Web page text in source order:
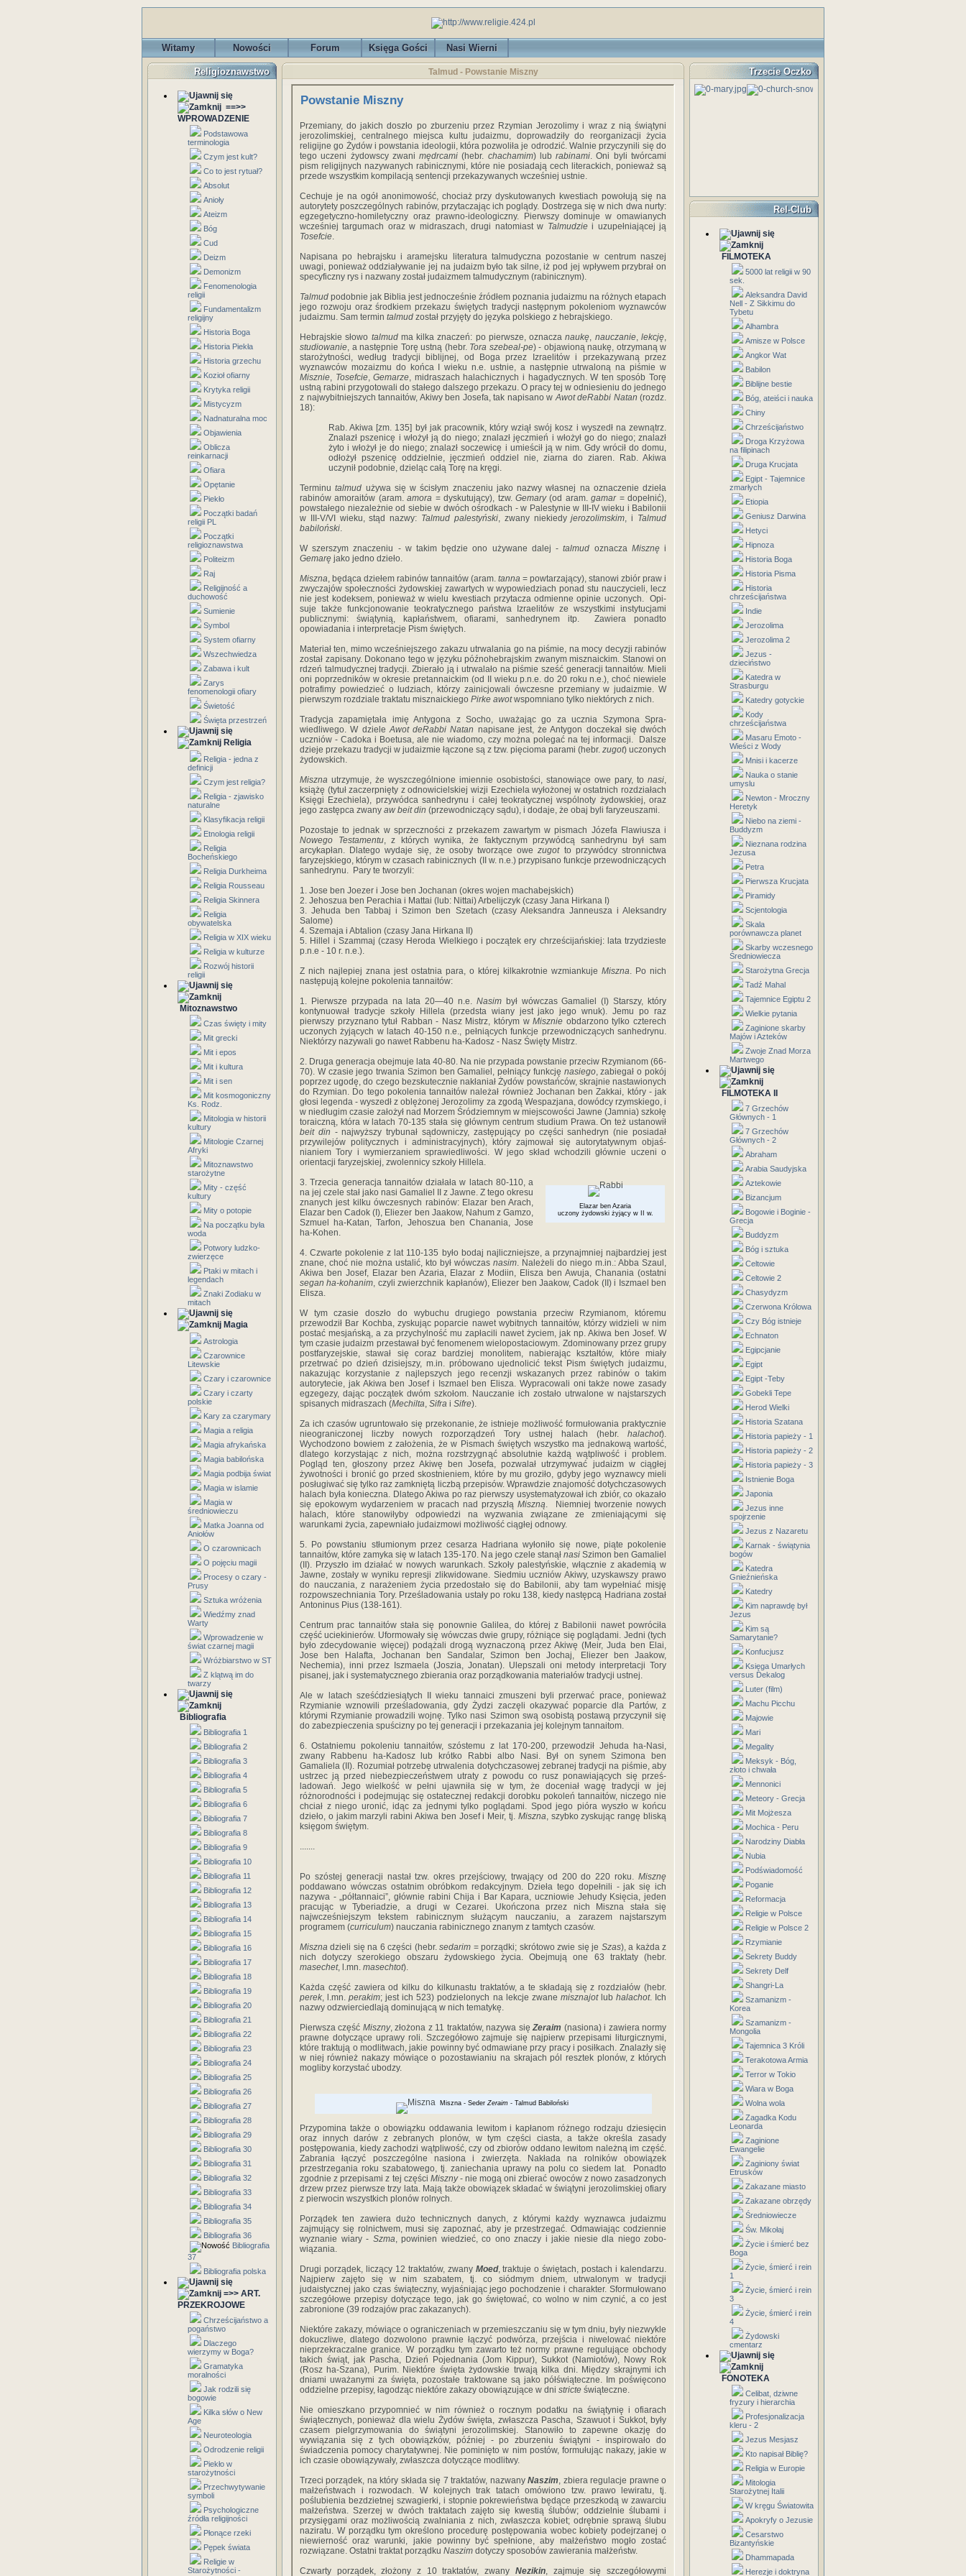
Witamy Nowości Forum Księga Gości Nasi Wierni
Religioznawstwo
==>>
WPROWADZENIE
Podstawowa
terminologia
Czym jest kult?
Co to jest rytuał?
Absolut
Anioły
Ateizm
Bóg
Cud
Deizm
Demonizm
Fenomenologia
religii
Fundamentalizm
religijny
Historia Boga
Historia Piekła
Historia grzechu
Kozioł ofiarny
Krytyka religii
Mistycyzm
Nadnaturalna moc
Objawienia
Oblicza
reinkarnacji
Ofiara
Opętanie
Piekło
Początki badań
religii PL
Początki
religioznawstwa
Politeizm
Raj
Religijność a
duchowość
Sumienie
Symbol
System ofiarny
Wszechwiedza
Zabawa i kult
Zarys
fenomenologii ofiary
Świetość
Święta przestrzeń
Religia
Religia - jedna z
definicji
Czym jest religia?
Religia - zjawisko
naturalne
Klasyfikacja religii
Etnologia religii
Religia
Bocheńskiego
Religia Durkheima
Religia Rousseau
Religia Skinnera
Religia
obywatelska
Religia w XIX wieku
Religia w kulturze
Rozwój historii
religii
Mitoznawstwo
Czas święty i mity
Mit grecki
Mit i epos
Mit i kultura
Mit i sen
Mit kosmogoniczny
Ks. Rodz.
Mitologia w historii
kultury
Mitologie Czarnej
Afryki
Mitoznawstwo
starożytne
Mity - część
kultury
Mity o potopie
Na początku była
woda
Potwory ludzko-
zwierzęce
Ptaki w mitach i
legendach
Znaki Zodiaku w
mitach
Magia
Astrologia
Czarownice
Litewskie
Czary i czarownice
Czary i czarty
polskie
Kary za czarymary
Magia a religia
Magia afrykańska
Magia babilońska
Magia podbija świat
Magia w islamie
Magia w
średniowieczu
Matka Joanna od
Aniołów
O czarownicach
O pojęciu magii
Procesy o czary -
Prusy
Sztuka wróżenia
Wiedźmy znad
Warty
Wprowadzenie w
świat czarnej magii
Wróżbiarstwo w ST
Z klątwą im do
twarzy
Bibliografia
Bibliografia 1
Bibliografia 2
Bibliografia 3
Bibliografia 4
Bibliografia 5
Bibliografia 6
Bibliografia 7
Bibliografia 8
Bibliografia 9
Bibliografia 10
Bibliografia 11
Bibliografia 12
Bibliografia 13
Bibliografia 14
Bibliografia 15
Bibliografia 16
Bibliografia 17
Bibliografia 18
Bibliografia 19
Bibliografia 20
Bibliografia 21
Bibliografia 22
Bibliografia 23
Bibliografia 24
Bibliografia 25
Bibliografia 26
Bibliografia 27
Bibliografia 28
Bibliografia 29
Bibliografia 30
Bibliografia 31
Bibliografia 32
Bibliografia 33
Bibliografia 34
Bibliografia 35
Bibliografia 36
Bibliografia
37
Bibliografia polska
=>> ART.
PRZEKROJOWE
Chrześcijaństwo a
pogaństwo
Dlaczego
wierzymy w Boga?
Gramatyka
moralności
Jak rodzili się
bogowie
Kilka słów o New
Age
Neuroteologia
Odrodzenie religii
Piekło w
starożytności
Przechwytywanie
symboli
Psychologiczne
źródła religijności
Płonące rzeki
Pępek świata
Religie w
Starożytności -
Talmud - Powstanie Miszny
Powstanie Miszny
Przemiany, do jakich doszło po zburzeniu przez Rzymian Jerozo­limy i wraz z nią świątyni
jerozolimskiej, centralnego miejsca kultu judaizmu, doprowadziły do reorganizacji życia
religijne­ go Żydów i powstania ideologii, która pozwoliła je odrodzić. Walnie przyczynili się do
tego uczeni żydowscy zwanimędrcami (hebr. chachamim) lubrabinami. Oni byli twórcami
pism religijnych nazywa­nych rabinicznymi, które nie posiadają cech literackich, ponieważ są
przede wszystkim kompilacją sentencji przekazywanych wcześniej ustnie.
Cechuje je na ogół anonimowość, chociaż przy dyskutowanych kwestiach powo­łują się na
autorytety poszczególnych rabinów, przytaczając ich poglądy. Dostrzega się w nich dwa nurty:
egzegetyczno-homiletyczny oraz prawno-ideologiczny. Pierwszy dominuje w omawianych
wcześniej targumach oraz w midraszach, drugi natomiast w Talmudziei uzupełniającej ją
Tosefcie.
Napisana po hebrajsku i aramejsku literatura talmudyczna pozo­stanie w centrum naszej
uwagi, ponieważ oddziaływanie jej na judaizm było tak silne, iż pod jej wpływem przybrał on
specyficzny rys i nazwany został judaizmem talmudycznym (rabinicznym).
Talmud podobnie jak Biblia jest jednocześnie źródłem poznania ju­daizmu na różnych etapach
jego rozwoju oraz środkiem przekazu świę­tych tradycji następnym pokoleniom wyznawców
judaizmu. Sam ter­min talmud został przyjęty do języka polskiego z hebrajskiego.
Hebraj­skie słowo talmudma kilka znaczeń: po pierwsze, oznaczanaukę, nauczanie,lekcję,
studiowanie, a następnie Torę ustną (hebr. Tora szebeal-pe) - objawioną naukę, otrzymaną w
starożytności, według trady­cji biblijnej, od Boga przez Izraelitów i przekazywaną przez
wyznaw­ców mozaizmu do końca I wieku n.e. ustnie, a następnie utrwaloną na piśmie w
Misznie, Tosefcie,Gemarze, midraszach halachicznych i hagadycznych. W ten sposób Torę
ustną rabini przygotowali do stałego dal­szego przekazu. O pracy tej w odniesieniu do jednego
z najwybitniej­szych tannaitów, Akiwy ben Josefa, tak napisano wAwot deRabbi Natan (rozdz.
18):
Rab. Akiwa [zm. 135] był jak pracownik, który wziął swój kosz i wyszedł na zewnątrz.
Znalazł pszenicę i włożył ją do niego; znalazł jęczmień i włożył go do niego; znalazł
żyto i włożył je do niego; znalazł soczewicę i umieścił ją w nim. Gdy wrócił do domu,
odłożył pszenicę oddzielnie, jęczmień oddziel­ nie, ziarna do ziaren. Rab. Akiwa
uczynił podobnie, dzieląc całą Torę na kręgi.
Terminutalmud używa się w ścisłym znaczeniu jako nazwy własnej na oznaczenie dzieła
rabinów amoraitów (aram.amora = dyskutują­cy), tzw. Gemary(od aram.gamar= dopełnić),
powstałego niezależnie od siebie w dwóch ośrodkach - w Palestynie w III-IV wieku i Babilonii
w III-V/VI wieku, stąd nazwy: Talmud palestyński, zwany niekiedyjero­zolimskim, i Talmud
babiloński.
W szerszym znaczeniu - w takim będzie ono używane dalej -talmud oznacza Misznęi
Gemarę jako jedno dzieło.
Miszna, będąca dziełem rabinów tannaitów (aram. tanna = powta­rzający), stanowi zbiór praw i
zwyczajów społeczności żydowskiej zawar­tych w wypowiedziach ponad stu nauczycieli, lecz
nie jest kodeksem, ponieważ w wielu kwestiach przytacza odmienne opinie uczonych. Opi­
suje także funkcjonowanie teokratycznego państwa Izraelitów ze wszyst­kimi instytucjami
publicznymi: świątynią, kapłaństwem, ofiarami, san­hedrynem itp. Zawiera ponadto
opowiadania i interpretacje Pism świę­tych.
Materiał ten, mimo wcześniejszego zakazu utrwalania go na piśmie, na mocy decyzji rabinów
został zapisany. Dokonano tego w języku późnohebrajskim zwanym misznaickim. Stanowi on
rdzeń talmudycznej trady­cji. Zbierało ją i utrwalało na piśmie sześć generacji tannaitów. Mieli
oni poprzedników w okresie pretannaickim (od II wieku p.n.e. do 20 roku n.e.), choć niewiele
potrafimy powiedzieć o ludziach, którzy zainicjowali ówczesne przemiany w judaizmie. W
pierwszym rozdziale traktatu misznaickiego Pirke awotwspomniano tylko niektórych z nich.
Tradycja zapa­miętała imię Antygona z Socho, uważając go za ucznia Szymona Spra­
wiedliwego. W dzieleAwot deRabbi Natan napisane jest, że Antygon doczekał się dwóch
uczniów - Cadoka i Boetusa, ale nie wiadomo, czy można polegać na tej informacji. Dalsze
dzieje przekazu tradycji w juda­izmie łączone są z tzw. pięcioma parami (hebr. zugot) uczonych
żydow­skich.
Miszna utrzymuje, że wyszczególnione imiennie osobistości, stano­wiące owe pary, to nasi,
książę (tytuł zaczerpnięty z odnowicielskiej wizji Ezechiela wyłożonej w ostatnich rozdziałach
Księgi Ezechiela), przywód­ca sanhedrynu i całej teokratycznej wspólnoty żydowskiej, oraz
jego za­stępca zwany aw beit din (przewodniczący sądu), i dodaje, że obaj byli faryzeuszami.
Pozostaje to jednak w sprzeczności z przekazem zawartym w pismach Józefa Flawiusza i
Nowego Testamentu, z których wynika, że faktycznym przywódcą sanhedrynu był sam
arcykapłan. Dlatego wydaje się, że osoby tworzące owezugot to przywódcy stronnictwa
faryzejskiego, którym w czasach rabinicznych (II w. n.e.) przypisano funkcje prze­wodniczących
sanhedrynu. Pary te tworzyli:
1. Jose ben Joezer i Jose ben Jochanan (okres wojen machabejskich)
2. Jehoszua ben Perachia i Mattai (lub: Nittai) Arbelijczyk (czasy Jana Hirkana I)
3. Jehuda ben Tabbaj i Szimon ben Szetach (czasy Aleksandra Janneusza i Aleksandry
Salome)
4. Szemaja i Abtalion (czasy Jana Hirkana II)
5. Hillel i Szammaj (czasy Heroda Wielkiego i początek ery chrześcijań­skiej: lata trzydzieste
p.n.e - 10 r. n.e.).
Z nich najlepiej znana jest ostatnia para, o której kilkakrotnie wzmian­kuje Miszna. Po nich
następują kolejne pokolenia tannaitów:
1. Pierwsze przypada na lata 20—40 n.e. Nasimbył wówczas Gamaliel (I) Starszy, który
kontynuował tradycje szkoły Hillela (przedsta­ wiany jest jako jego wnuk). Jemu po raz
pierwszy przyznano tytuł Rabban - Nasz Mistrz, którym wMisznie obdarzono tylko czterech
uczonych żyjących w latach 40-150 n.e., pełniących funkcje przewod­niczących sanhedrynu.
Niektórzy nazywali go nawet Rabbenu ha-Kadosz - Nasz Święty Mistrz.
2. Druga generacja obejmuje lata 40-80. Na nie przypada powstanie prze­ciw Rzymianom (66-
70). W czasie jego trwania Szimon ben Gamaliel, pełniący funkcję nasiego, zabiegał o pokój
poprzez ugodę, do czego bezskutecznie nakłaniał Żydów powstańców, skrajnie nastawionych
do Rzymian. Do tego pokolenia tannaitów należał również Jochanan ben Zakkai, który - jak
głosi legenda - wyszedł z oblężonej Jerozolimy za zgodą Wespazjana, dowódcy rzymskiego, i
w niedługim czasie założył nad Morzem Śródziemnym w miejscowości Jawne (Jamnia) szkołę
toraiczną, która w latach 70-135 stała się głównym centrum studium Prawa. On też ustanowił
beit din - najwyższy trybunał sądowniczy, zastępujący po części sanhedryn (nie posiadał
przywilejów politycz­nych i administracyjnych), który zajmował się autorytatywnym objaś­
nianiem Tory i wymierzaniem sprawiedliwości. W jego skład wchodzili głównie uczeni o
orientacji faryzejskiej, zwolennicy szkoły Hillela.
Elazar ben Azaria
uczony żydowski żyjący w II w.
3. Trzecia generacja tannaitów działała w latach 80-110, a
na jej czele stał jako nasi Gamaliel II z Jawne. Z tego okresu
znanych jest kilku ówczesnych rabinów: Elazar ben Arach,
Elazar ben Cadok (I), Eliezer ben Jaakow, Nahum z Gamzo,
Szmuel ha-Katan, Tarfon, Jehoszua ben Chanania, Jose
ha-Kohen.
4. Czwarte pokolenie z lat 110-135 było bodaj najliczniejsze, a przynaj­mniej najbardziej jest
znane, choć nie można ustalić, kto był wówczas nasim. Należeli do niego m.in.: Abba Szaul,
Akiwa ben Josef, Elazar ben Azaria, Elazar z Modiin, Elisza ben Awuja, Chanania (ostatni
segan ha-kohanim, czyli zwierzchnik kapłanów), Eliezer ben Jaakow, Cadok (II) i Iszmael ben
Elisza.
W tym czasie doszło do wybuchu dru­giego powstania przeciw Rzymianom, któremu
przewodził Bar Kochba, zyskując poparcie nawet wybitnych tannaitów, którzy widzieli w nim
postać mesjańską, a za przychylność mu zapłacili nawet życiem, jak np. Akiwa ben Josef. W
tym czasie judaizm przestawał być fenome­nem wielopostaciowym. Zdominowany przez grupy
postfaryzejskie, stawał się coraz bardziej monolitem, nabierając kształtów, które miały
przetrwać po dzień dzisiejszy, m.in. próbowano ujednolicić tekst Pism świętych judaizmu,
nakazując korzystanie z najlepszych jego recenzji wskazanych przez rabinów o takim
autorytecie, jak Akiwa ben Josef i Iszmael ben Elisza. Wypracowali oni także nowe zasady
egzegezy, dając początek dwóm szkołom. Nauczanie ich zostało utrwalone w naj­starszych
spisanych midraszach (Mechilta, Sifra i Sifre).
Za ich czasów ugruntowało się przekonanie, że istnieje możliwość formułowania prak­tycznie
nieograniczonej liczby nowych rozporządzeń Tory ustnej halach (hebr. halachot).
Wychodzono bowiem z założenia, że w Pis­mach świętych wszystko ma jednakową wartość,
dlatego korzystając z nich, można rozstrzygnąć absolutnie każdą wątpliwość i problem.
Pogląd ten, głoszony przez Akiwę ben Josefa, pozwalał utrzymywać judaizm w ciągłej
żywotności i bronić go przed skostnieniem, które by mu groziło, gdyby jego wyznawcy mieli
posługiwać się tylko raz zam­kniętą liczbą przepisów. Wprawdzie znajomość dotychczasowych
ha­lach była konieczna. Dlatego Akiwa po raz pierwszy usystematyzował ich zbiór, co okazało
się epokowym wydarzeniem w pracach nad przyszłąMiszną. Niemniej tworzenie nowych
halach, które stanowiłyby odpowiedzi na wyzwania związane ze zmieniającymi się
warunkami życia, zapewniało judaizmowi możliwość ciągłej odnowy.
5. Po powstaniu stłumionym przez cesarza Hadriana wyłoniło się nowe, piąte pokolenie
tannaitów, które zamyka się w latach 135-170. Na jego czele stanął nasiSzimon ben Gamaliel
(II). Przyszło im działać w nowych warunkach. Szkoły palestyńskie, włącznie z akademią w
Jawne, zostały w wyniku represji zlikwidowane. Siedmiu uczniów Akiwy, uzyskawszy prawo
do nauczania, z narażeniem życia przedo­stało się do Babilonii, aby tam wypełniać misję
rozpowszechniania Tory. Prześladowania ustały po roku 138, kiedy następcą Hadriana został
Antoninus Pius (138-161).
Centrum prac tannaitów stała się ponownie Galilea, do której z Babilonii nawet powróciła
część uciekinierów. Uformowały się wówczas dwie grupy, różniące się poglą­dami. Jedni (tych
było zdecydowanie więcej) podążali drogą wyzna­czoną przez Akiwę (Meir, Juda ben Elai,
Jose ben Halafta, Jochanan ben Sandalar, Szimon ben Jochaj, Eliezer ben Jaakow,
Nechemia), inni przez Iszmaela (Joszia, Jonatan). Ulepszali oni metody inter­pretacji Tory
pisanej, jak i systematycznego zbierania oraz porząd­kowania materiałów tradycji ustnej.
Ale w latach sześćdziesiątych II wieku tannaici zmuszeni byli przerwać prace, ponieważ
Rzymia­nie wznowili prześladowania, gdy Żydzi zaczęli okazywać poparcie dla Partów, z
którymi Rzymianie prowadzili wojnę. Tylko nasi Szi­mon swą osobistą postawą przyczynił się
do zabezpieczenia spuści­zny po tej generacji i przekazania jej kolejnym tannaitom.
6. Ostatniemu pokoleniu tannaitów, szóstemu z lat 170-200, przewodził Jehuda ha-Nasi,
zwany Rabbenu ha-Kadosz lub krótko Rabbi albo Nasi. Był on synem Szimona ben
Gamaliela (II). Rozumiał potrzebę utrwa­lenia dotychczasowej zebranej tradycji na piśmie, aby
ustrzec ją przed niebezpieczeństwem utraty z powodu co rusz ponawiających się prześ­
ladowań. Jego wielkość w pełni ujawniła się w tym, że doceniał wagę tradycji w jej
różnorodności i podejmując się ostatecznej redakcji do­robku pokoleń tannaitów, niczego nie
chciał z niego uronić, idąc za jednymi tylko poglądami. Spod jego pióra wyszło w końcu
dzieło, o ja­kim marzyli rabini Akiwa ben Josef i Meir, tj. Miszna, szybko zyskując rangę bliską
księgom świętym.
.......
Po szóstej generacji nastał tzw. okres przejściowy, trwający od 200 do 220 roku. Misznę
poddawano wówczas ostatnim obróbkom redakcyjnym. Dzieła tego dopełnili - jak się ich
nazywa - „półtannaici”, głów­nie rabini Chija i Bar Kapara, uczniowie Jehudy Księcia, jeden
pracując w Tyberiadzie, a drugi w Cezarei. Ukończona przez nich Miszna stała się
najwcześniejszym tekstem rabinicznym służącym nauczaniu, a zara­zem najstarszym
programem (curriculum) nauczania rabinicznego zna­nym z tamtych czasów.
Misznadzieli się na 6 części (hebr.sedarim = porządki; skrótowo zwie się je Szas), a każda z
nich dotyczy szerokiego obszaru żydowskie­go życia. Obejmują one 63 traktaty (hebr.
masechet, l.mn. masechtot).
Każda część zawiera od kilku do kilkunastu traktatów, a te składają się z rozdziałów (hebr.
perek, l.mn.perakim; jest ich 523) podzielonych na lekcje zwane misznajotlub halachot. Ich
nazwy odzwierciedlają domi­nującą w nich tematykę.
Pierwsza część Miszny, złożona z 11 traktatów, nazywa sięZeraim (nasiona) i zawiera normy
prawne dotyczące uprawy roli. Szczegółowo zajmuje się najpierw przepisami liturgicznymi,
które traktują o modli­twach, jakie powinny być odmawiane przy pracy i posiłkach. Znalazły się
w niej również nakazy mówiące o pozostawianiu na skrajach pól resztek plonów, z których
mogliby korzystać ubodzy.
Miszna - Seder Zeraim - Talmud Babiloński
Przypomina także o obowiązku oddawania lewitom i kapłanom różnego rodzaju dziesię­cin
oraz innych darów z zebranych plonów, w tym części ciasta, a także określa zasady
postępowania, kiedy zachodzi wątpliwość, czy od zbio­rów oddano lewitom należną im część.
Zabrania łączyć poszczególne nasiona i zwierzęta. Nakłada na rolników obowiązek
przestrzegania roku szabatowego, tj. zaniechania uprawy na polu co siedem lat. Ponadto
zgodnie z przepisami z tej części Miszny- nie mogą oni zbierać owoców z nowo zasadzonych
drzew przez pierwsze trzy lata. Mają także obo­wiązek składać w świątyni jerozolimskiej ofiary
z pierwocin wszystkich plonów rolnych.
Porządek ten zawiera dużo technicznych danych, z któ­rymi każdy wyznawca judaizmu
zajmujący się rolnictwem, musi się zapoznać, aby je przestrzegać. Odmawiając codziennie
wyznanie wiary - Szma, powinien wiedzieć, co ono znaczy i jakie niesie dla niego zobo­
wiązania.
Drugi porządek, liczący 12 traktatów, zwany Moed, traktuje o świę­tach, postach i kalendarzu.
Najpierw zajęto się w nim szabatem, tj. co siódmym dniem, utrwalonym w tradycji
judaistycznej jako czas świą­teczny, wyjaśniając jego pochodzenie i charakter. Sformułowano
szcze­gółowe przepisy dotyczące tego, jak go świętować, co wolno w nim czynić, a co jest
zabronione (39 rodzajów prac zakazanych).
Niektóre zakazy, mówiące o ograniczeniach w przemieszczaniu się w tym dniu, były niezwykle
dokuczliwe, dlatego dozwolono prawnie łączyć podwó­rza, przejścia i niwelować niektóre
nieprzekraczalne granice. W porządku tym zawarto też normy prawne regulujące obchody
takich świąt, jak Pascha, Dzień Pojednania (Jom Kippur), Sukkot (Namiotów), Nowy Rok
(Rosz ha-Szana), Purim. Niektóre święta żydowskie trwają kilka dni. Między skrajnymi ich
dniami uważanymi za święta, pozostałe trakto­wane są jako półświąteczne. Im poświęcono
oddzielne przepisy, łago­dząc niektóre zakazy obowiązujące w dni stricte świąteczne.
Nie omiesz­kano przypomnieć w nim również o rocznym podatku na świątynię i ofia­rach
świątecznych, ponieważ dla wielu Żydów święta, zwłaszcza Pascha, Szawuot i Sukkot, były
czasem pielgrzymowania do świątyni jerozolim­skiej. Stanowiło to zapewne okazję do
wywiązania się z tych obowiąz­ków, później - po zburzeniu świątyni - inspirowało do
świadczenia pomocy charytatywnej. Nie pominięto w nim postów, formułując naka­zy, jakie w
ich czasie obowiązywały, zwłaszcza dotyczące modlitwy.
Trzeci porządek, na który składa się 7 traktatów, nazwanyNaszim, zbiera regulacje prawne o
małżeństwach i rozwodach. W kolejnych trak­ tatach omówiono tzw. prawo lewiratu, tj.
poślubienia bezdzietnej szwagierki, i stopnie pokrewieństwa będące przeszkodą w zawarciu
małżeń­stwa. Szerzej w dwóch traktatach zajęto się kwestią ślubów; oddzielnie ślubami i
przysięgami oraz możliwością zwalniania z nich, zwłaszcza kobiet; odrębnie sprawą ślubu
naziratu. W porządku tym określono procedurę postępowania wobec kobiety podejrzanej o
niewierność oraz warunki, jakie powinny być spełnione, aby małżeństwo mogło zostać
rozwiązane. Ostatni traktat porządku Naszim dotyczy sposobów zawie­rania małżeństw.
Czwarty porządek, złożony z 10 traktatów, zwany Nezikin, zajmuje się szczegółowymi
Trzecie Oczko
Rel-Club
FILMOTEKA
5000 lat religii w 90
sek.
Aleksandra David
Nell - Z Sikkimu do
Tybetu
Alhambra
Amisze w Polsce
Angkor Wat
Babilon
Biblijne bestie
Bóg, ateiści i nauka
Chiny
Chrześcijaństwo
Droga Krzyżowa
na filipinach
Druga Krucjata
Egipt - Tajemnice
zmarłych
Etiopia
Geniusz Darwina
Hetyci
Hipnoza
Historia Boga
Historia Pisma
Historia
chrześcijaństwa
Indie
Jerozolima
Jerozolima 2
Jezus -
dzieciństwo
Katedra w
Strasburgu
Katedry gotyckie
Kody
chrześcijaństwa
Masaru Emoto -
Wieści z Wody
Mnisi i kacerze
Nauka o stanie
umyslu
Newton - Mroczny
Heretyk
Niebo na ziemi -
Buddyzm
Nieznana rodzina
Jezusa
Petra
Pierwsza Krucjata
Piramidy
Scjentologia
Skala
porównawcza planet
Skarby wczesnego
Średniowiecza
Starożytna Grecja
Tadź Mahal
Tajemnice Egiptu 2
Wielkie pytania
Zaginione skarby
Majów i Azteków
Zwoje Znad Morza
Martwego
FILMOTEKA II
7 Grzechów
Głównych - 1
7 Grzechów
Głównych - 2
Abraham
Arabia Saudyjska
Aztekowie
Bizancjum
Bogowie i Boginie -
Grecja
Buddyzm
Bóg i sztuka
Celtowie
Celtowie 2
Chasydyzm
Czerwona Królowa
Czy Bóg istnieje
Echnaton
Egipcjanie
Egipt
Egipt -Teby
Gobekli Tepe
Herod Wielki
Historia Szatana
Historia papieży - 1
Historia papieży - 2
Historia papieży - 3
Istnienie Boga
Japonia
Jezus inne
spojrzenie
Jezus z Nazaretu
Karnak - świątynia
bogów
Katedra
Gnieźnieńska
Katedry
Kim naprawdę był
Jezus
Kim są
Samarytanie?
Konfucjusz
Księga Umarłych
versus Dekalog
Luter (film)
Machu Picchu
Majowie
Mari
Megality
Meksyk - Bóg,
złoto i chwała
Mennonici
Meteory - Grecja
Mit Mojżesza
Mochica - Peru
Narodziny Diabła
Nubia
Podświadomość
Poganie
Reformacja
Religie w Polsce
Religie w Polsce 2
Rzymianie
Sekrety Buddy
Sekrety Delf
Shangri-La
Szamanizm -
Korea
Szamanizm -
Mongolia
Tajemnica 3 Króli
Terakotowa Armia
Terror w Tokio
Wiara w Boga
Wolna wola
Zagadka Kodu
Leonarda
Zaginione
Ewangelie
Zaginiony świat
Etrusków
Zakazane miasto
Zakazane obrzędy
Średniowiecze
Św. Mikołaj
Życie i śmierć bez
Boga
Życie, śmierć i rein
1
Życie, śmierć i rein
3
Życie, śmierć i rein
4
Żydowski
cmentarz
FONOTEKA
Celibat, dziwne
fryzury i hierarchia
Profesjonalizacja
kleru - 2
Jezus Mesjasz
Kto napisał Biblię?
Religia w Europie
Mitologia
Starożytnej Italii
W kręgu Światowita
Apokryfy o Jezusie
Cesarstwo
Bizantyńskie
Dhammapada
Herezje i doktryna